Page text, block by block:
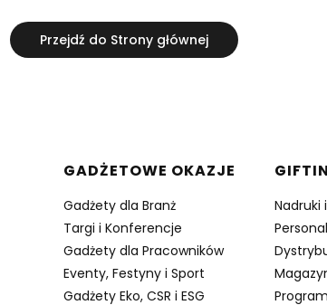
Przejdź do Strony głównej
GADŻETOWE OKAZJE
Gadżety dla Branż
Targi i Konferencje
Gadżety dla Pracowników
Eventy, Festyny i Sport
Gadżety Eko, CSR i ESG
Nadruki